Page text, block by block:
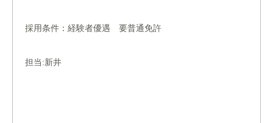
採用条件：経験者優遇 要普通免許
担当:新井